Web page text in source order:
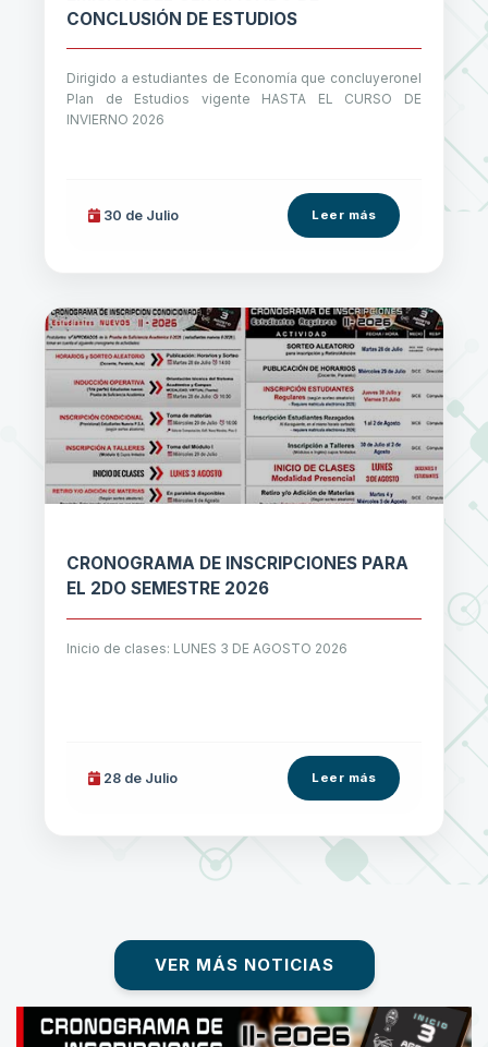
CONCLUSIÓN DE ESTUDIOS
Dirigido a estudiantes de Economía que concluyeronel
Plan de Estudios vigente HASTA EL CURSO DE
INVIERNO 2026
30 de Julio Leer más
CRONOGRAMA DE INSCRIPCIONES PARA
EL 2DO SEMESTRE 2026
Inicio de clases: LUNES 3 DE AGOSTO 2026
28 de Julio Leer más
VER MÁS NOTICIAS